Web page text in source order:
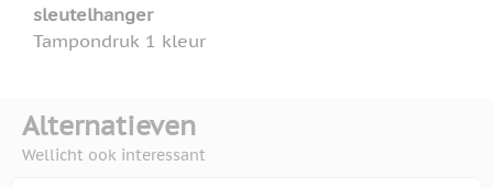
sleutelhanger
Tampondruk 1 kleur
Alternatieven
Wellicht ook interessant